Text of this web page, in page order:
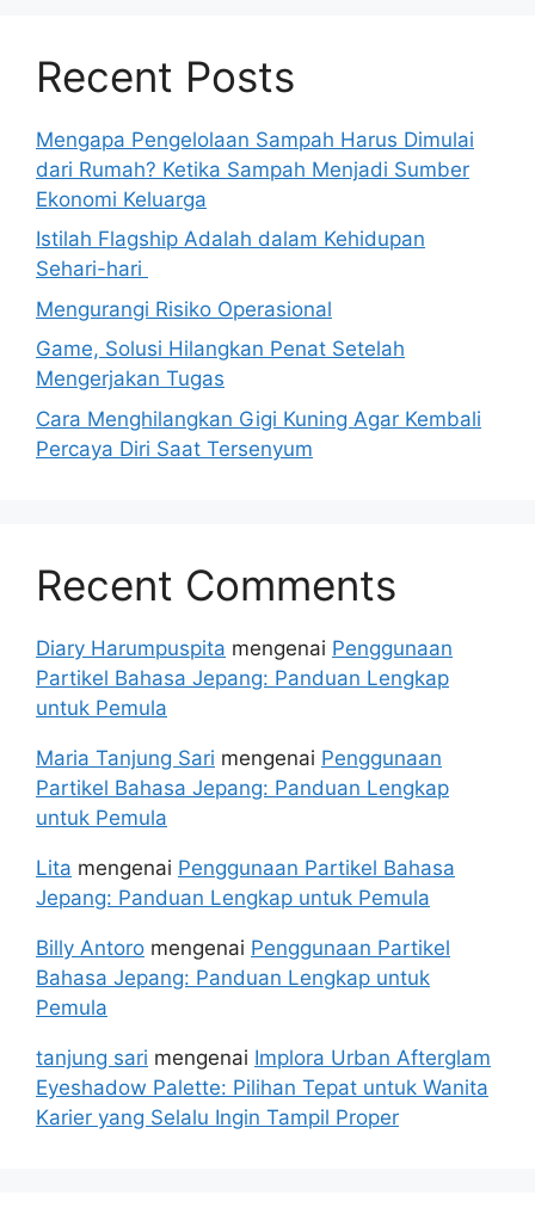
Recent Posts
Mengapa Pengelolaan Sampah Harus Dimulai
dari Rumah? Ketika Sampah Menjadi Sumber
Ekonomi Keluarga
Istilah Flagship Adalah dalam Kehidupan
Sehari-hari
Mengurangi Risiko Operasional
Game, Solusi Hilangkan Penat Setelah
Mengerjakan Tugas
Cara Menghilangkan Gigi Kuning Agar Kembali
Percaya Diri Saat Tersenyum
Recent Comments
Diary Harumpuspita mengenai Penggunaan
Partikel Bahasa Jepang: Panduan Lengkap
untuk Pemula
Maria Tanjung Sari mengenai Penggunaan
Partikel Bahasa Jepang: Panduan Lengkap
untuk Pemula
Lita mengenai Penggunaan Partikel Bahasa
Jepang: Panduan Lengkap untuk Pemula
Billy Antoro mengenai Penggunaan Partikel
Bahasa Jepang: Panduan Lengkap untuk
Pemula
tanjung sari mengenai Implora Urban Afterglam
Eyeshadow Palette: Pilihan Tepat untuk Wanita
Karier yang Selalu Ingin Tampil Proper